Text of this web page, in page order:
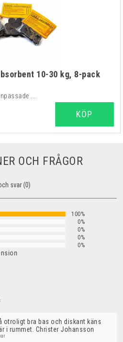
10-30 kg, 8-pack
...
KÖP
OCH FRÅGOR
svar (0)
100%
0%
0%
0%
0%
otroligt bra bas och diskant käns
i rummet. Christer Johansson